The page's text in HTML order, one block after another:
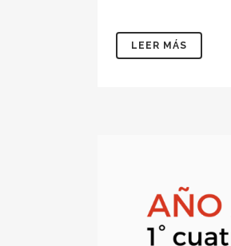
LEER MÁS